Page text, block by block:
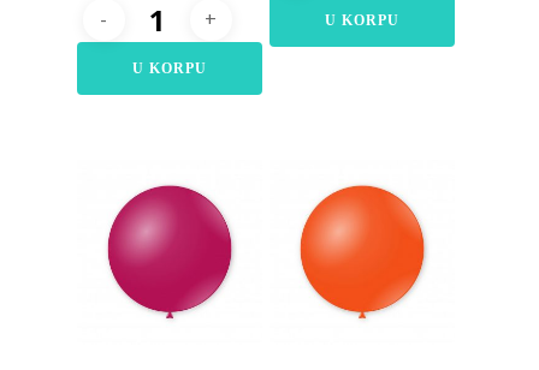
U KORPU
U KORPU
325,00 RSD 325,00 RSD